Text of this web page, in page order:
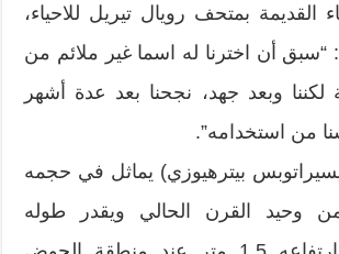
القديمة بمتحف رويال تيريل للاحياء،
“سبق أن اخترنا له اسما غير ملائم من
لكننا وبعد جهد، نجحنا بعد عدة أشهر
من استخدامه”.
بيترهيوزي) يماثل في حجمه
وحيد القرن الحالي ويقدر طوله